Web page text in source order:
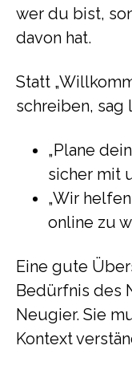
wer du bist,
davon hat.
Statt
schreiben, sag
„Plane
sicher mit
„Wir
online zu
Eine gute
Bedürfnis des
Neugier. Sie
Kontext